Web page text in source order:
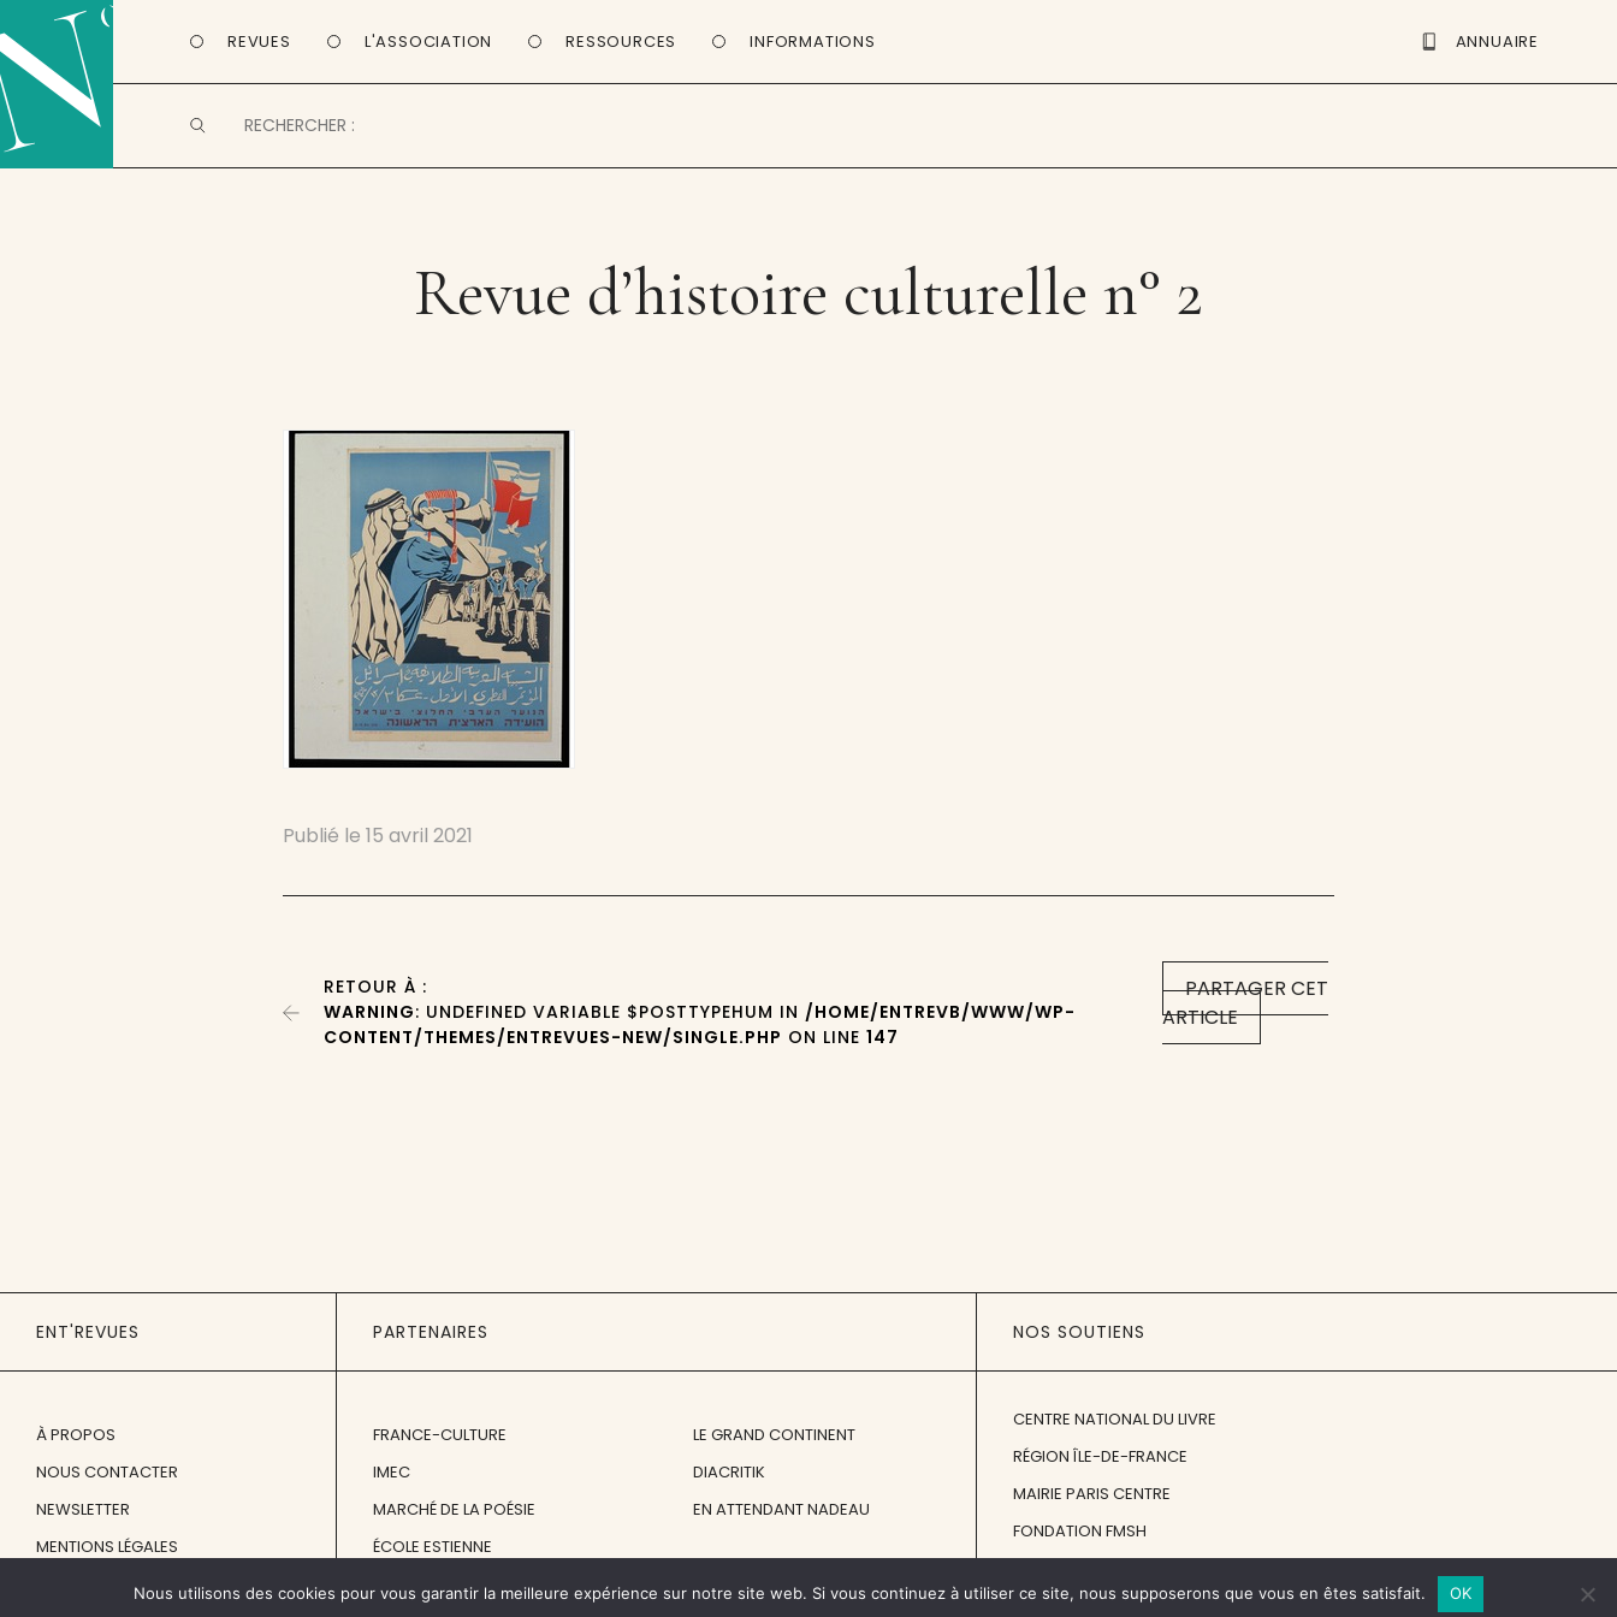
REVUES L'ASSOCIATION RESSOURCES INFORMATIONS ANNUAIRE
Revue d’histoire culturelle n° 2
Publié le15 avril 2021
PARTAGER CET
ARTICLE
RETOUR À :
WARNING: UNDEFINED VARIABLE $POSTTYPEHUM IN /HOME/ENTREVB/WWW/WP-
CONTENT/THEMES/ENTREVUES-NEW/SINGLE.PHP ON LINE147
ENT'REVUES
À PROPOS
NOUS CONTACTER
NEWSLETTER
MENTIONS LÉGALES
PARTENAIRES
FRANCE-CULTURE
IMEC
MARCHÉ DE LA POÉSIE
ÉCOLE ESTIENNE
LE GRAND CONTINENT
DIACRITIK
EN ATTENDANT NADEAU
NOS SOUTIENS
CENTRE NATIONAL DU LIVRE
RÉGION ÎLE-DE-FRANCE
MAIRIE PARIS CENTRE
FONDATION FMSH
© 1998 - 2026, ENT'REVUES
Nous utilisons des cookies pour vous garantir la meilleure expérience sur notre site web. Si vous continuez à utiliser ce site, nous supposerons que vous en êtes satisfait. OK